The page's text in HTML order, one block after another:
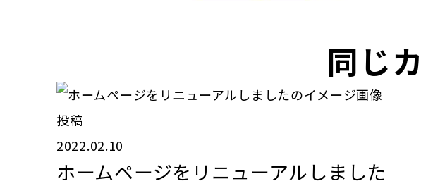
同じ
投稿
2022.02.10
ホームページをリニューアルしました